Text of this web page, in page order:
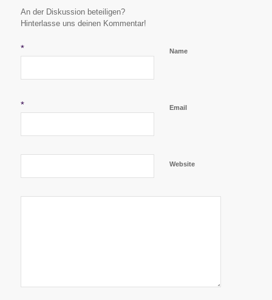
An der Diskussion beteiligen?
Hinterlasse uns deinen Kommentar!
Name
*
Email
*
Website